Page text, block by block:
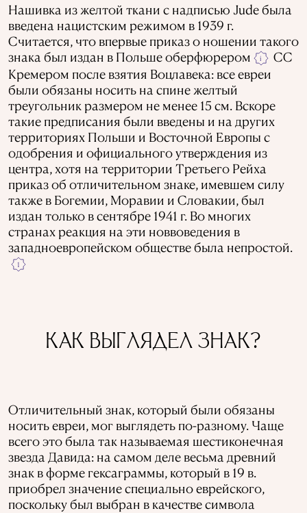
Нашивка из желтой ткани с надписью Jude была
введена нацистским режимом в 1939 г.
Считается, что впервые приказ о ношении такого
знака был издан в Польше оберфюрером
i
СС
Кремером после взятия Воцлавека: все евреи
были обязаны носить на спине желтый
треугольник размером не менее 15 см. Вскоре
такие предписания были введены и на других
территориях Польши и Восточной Европы с
одобрения и официального утверждения из
центра, хотя на территории Третьего Рейха
приказ об отличительном знаке, имевшем силу
также в Богемии, Моравии и Словакии, был
издан только в сентябре 1941 г. Во многих
странах реакция на эти новвоведения в
западноевропейском обществе была непростой.
1
КАК ВЫГЛЯДЕЛ ЗНАК?
Отличительный знак, который были обязаны
носить евреи, мог выглядеть по-разному. Чаще
всего это была так называемая шестиконечная
звезда Давида: на самом деле весьма древний
знак в форме гексаграммы, который в 19 в.
приобрел значение специально еврейского,
поскольку был выбран в качестве символа